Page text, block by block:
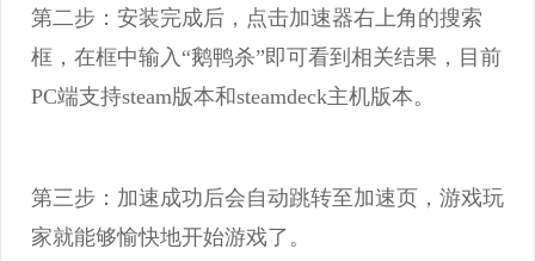
第二步：安装完成后，点击加速器右上角的搜索
框，在框中输入“鹅鸭杀”即可看到相关结果，目前
PC端支持steam版本和steamdeck主机版本。
第三步：加速成功后会自动跳转至加速页，游戏玩
家就能够愉快地开始游戏了。